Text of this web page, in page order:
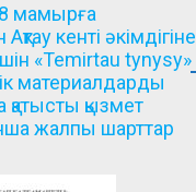
мамырға
кенті әкімдігіне
«Temirtau tynysy»
материалдарды
қызмет
жалпы шарттар